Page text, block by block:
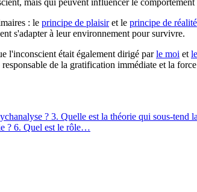
: le principe de plaisiret le principe de réalité
s'adapter à leur environnement pour survivre.
l'inconscient était également dirigé parle moi et
de la gratification immédiate et la
? 3. Quelle est la théorie qui sous-
? 6. Quel est le rôle…